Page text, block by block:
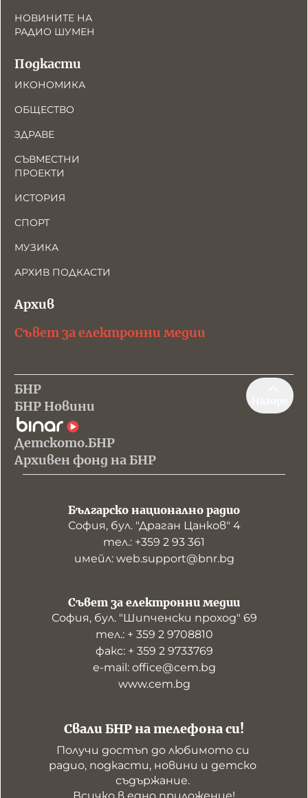
НОВИНИТЕ НА
РАДИО ШУМЕН
Подкасти
ИКОНОМИКА
ОБЩЕСТВО
ЗДРАВЕ
СЪВМЕСТНИ
ПРОЕКТИ
ИСТОРИЯ
СПОРТ
МУЗИКА
АРХИВ ПОДКАСТИ
Архив
Съвет за електронни медии
БНР
БНР Новини
Детското.БНР
Архивен фонд на БНР
Българско национално радио
София, бул. "Драган Цанков" 4
тел.: +359 2 93 361
имейл: web.support@bnr.bg
Свали БНР на телефона си!
Получи достъп до любимото си
радио, подкасти, новини и детско
съдържание.
Съвет за електронни медии
София, бул. "Шипченски проход" 69
тел.: + 359 2 9708810
факс: + 359 2 9733769
е-mail: office@cem.bg
www.cem.bg